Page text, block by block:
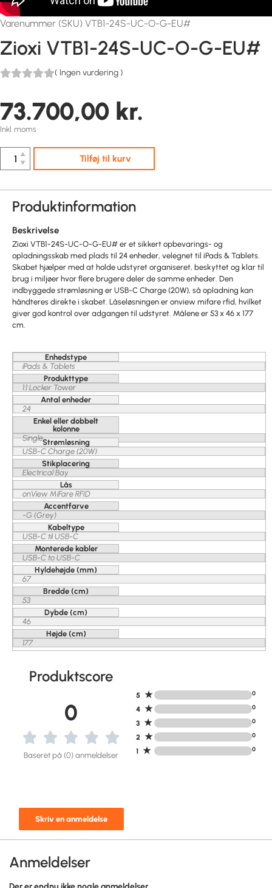
Varenummer (SKU) VTB1-24S-UC-O-G-EU#
Zioxi VTB1-24S-UC-O-G-EU#
( Ingen vurdering )
73.700,00 kr.
Inkl. moms
▲
▼
Tilføj til kurv
Produktinformation
Beskrivelse
Zioxi VTB1-24S-UC-O-G-EU# er et sikkert opbevarings- og
opladningsskab med plads til 24 enheder, velegnet til iPads & Tablets.
Skabet hjælper med at holde udstyret organiseret, beskyttet og klar til
brug i miljøer hvor flere brugere deler de samme enheder. Den
indbyggede strømløsning er USB-C Charge (20W), så opladning kan
håndteres direkte i skabet. Låseløsningen er onview mifare rfid, hvilket
giver god kontrol over adgangen til udstyret. Målene er 53 x 46 x 177
cm.
Enhedstype
iPads & Tablets
Produkttype
1:1 Locker Tower
Antal enheder
24
Enkel eller dobbelt
kolonne
SingleStrømløsning
USB-C Charge (20W)
Stikplacering
Electrical Bay
Lås
onView MiFare RFID
Accentfarve
-G (Grey)
Kabeltype
USB-C til USB-C
Monterede kabler
USB-C to USB-C
Hyldehøjde (mm)
67
Bredde (cm)
53
Dybde (cm)
46
Højde (cm)
177
Produktscore
0
Baseret på (0) anmeldelser
Skriv en anmeldelse
5 ★ 0
4 ★ 0
3 ★ 0
2 ★ 0
1 ★ 0
Anmeldelser